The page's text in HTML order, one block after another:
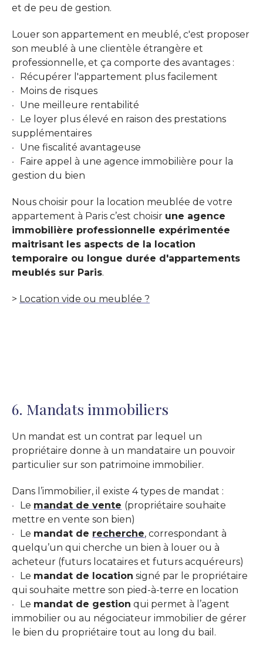
et de peu de gestion.
Louer son appartement en meublé, c'est proposer
son meublé à une clientèle étrangère et
professionnelle, et ça comporte des avantages :
Récupérer l'appartement plus facilement
Moins de risques
Une meilleure rentabilité
Le loyer plus élevé en raison des prestations
supplémentaires
Une fiscalité avantageuse
Faire appel à une agence immobilière pour la
gestion du bien
Nous choisir pour la location meublée de votre
appartement à Paris c’est choisir une agence
immobilière professionnelle expérimentée
maitrisant les aspects de la location
temporaire ou longue durée d'appartements
meublés sur Paris.
> Location vide ou meublée ?
6. Mandats immobiliers
Un mandat est un contrat par lequel un
propriétaire donne à un mandataire un pouvoir
particulier sur son patrimoine immobilier.
Dans l’immobilier, il existe 4 types de mandat :
Le mandat de vente (propriétaire souhaite
mettre en vente son bien)
Le mandat de recherche, correspondant à
quelqu’un qui cherche un bien à louer ou à
acheteur (futurs locataires et futurs acquéreurs)
Le mandat de location signé par le propriétaire
qui souhaite mettre son pied-à-terre en location
Le mandat de gestion qui permet à l’agent
immobilier ou au négociateur immobilier de gérer
le bien du propriétaire tout au long du bail.